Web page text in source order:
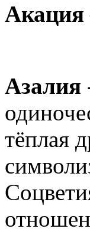
Акация
Азалия
тёплая